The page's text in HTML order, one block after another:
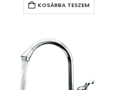
KOSÁRBA TESZEM